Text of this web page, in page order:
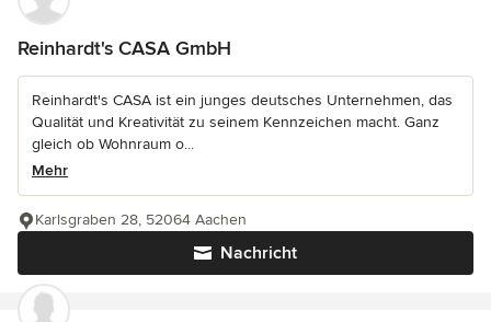
Reinhardt's CASA GmbH
Reinhardt's CASA ist ein junges deutsches Unternehmen, das
Qualität und Kreativität zu seinem Kennzeichen macht. Ganz
gleich ob Wohnraum o...
Mehr
Nachricht
Karlsgraben 28, 52064 Aachen